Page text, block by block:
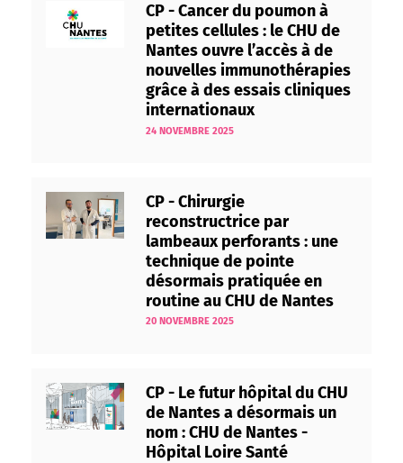
CP - Cancer du poumon à
petites cellules : le CHU de
Nantes ouvre l’accès à de
nouvelles immunothérapies
grâce à des essais cliniques
internationaux
24 NOVEMBRE 2025
CP - Chirurgie
reconstructrice par
lambeaux perforants : une
technique de pointe
désormais pratiquée en
routine au CHU de Nantes
20 NOVEMBRE 2025
CP - Le futur hôpital du CHU
de Nantes a désormais un
nom : CHU de Nantes -
Hôpital Loire Santé